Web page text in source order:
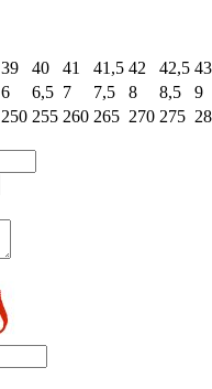
39 40 41 41,5 42 42,5 43
6 6,5 7 7,5 8 8,5
9
250 255 260 265 270 275